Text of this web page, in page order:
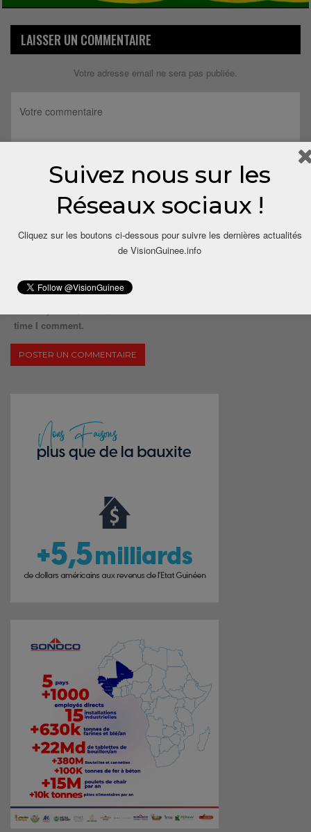
LAISSER UN COMMENTAIRE
Votre adresse email ne sera pas publiée.
time I comment.
Suivez nous sur les
Réseaux sociaux !
Cliquez sur les boutons ci-dessous pour suivre les dernières actualités
de VisionGuinee.info